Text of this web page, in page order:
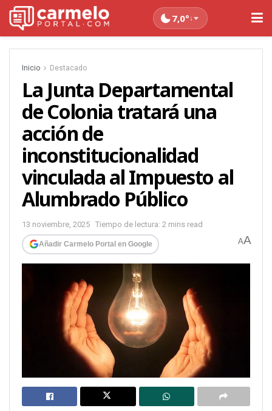
7,0°↓
Inicio Destacado
La Junta Departamental
de Colonia tratará una
acción de
inconstitucionalidad
vinculada al Impuesto al
Alumbrado Público
13 noviembre, 2025 Tiempo de lectura: 2 mins read
Añadir Carmelo Portal en Google AA